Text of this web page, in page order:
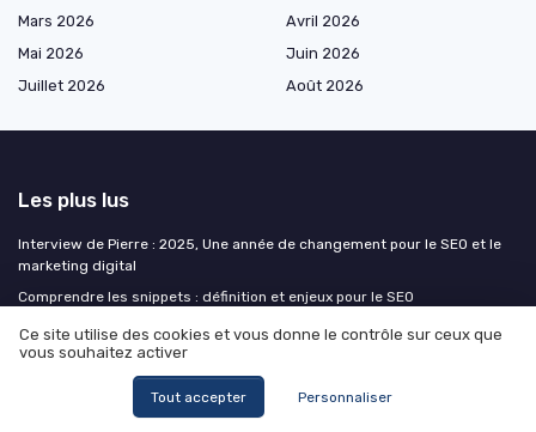
Mars 2026
Avril 2026
Mai 2026
Juin 2026
Juillet 2026
Août 2026
Les plus lus
Interview de Pierre : 2025, Une année de changement pour le SEO et le
marketing digital
Comprendre les snippets : définition et enjeux pour le SEO
Interview de Alexandre Flament : Les nouvelles stratégies SEO pour
booster sa visibilité en 2026
Comment optimiser la visibilité de votre réseau B2B d’entreprise en
Ce site utilise des cookies et vous donne le contrôle sur ceux que
vous souhaitez activer
Tout accepter Personnaliser